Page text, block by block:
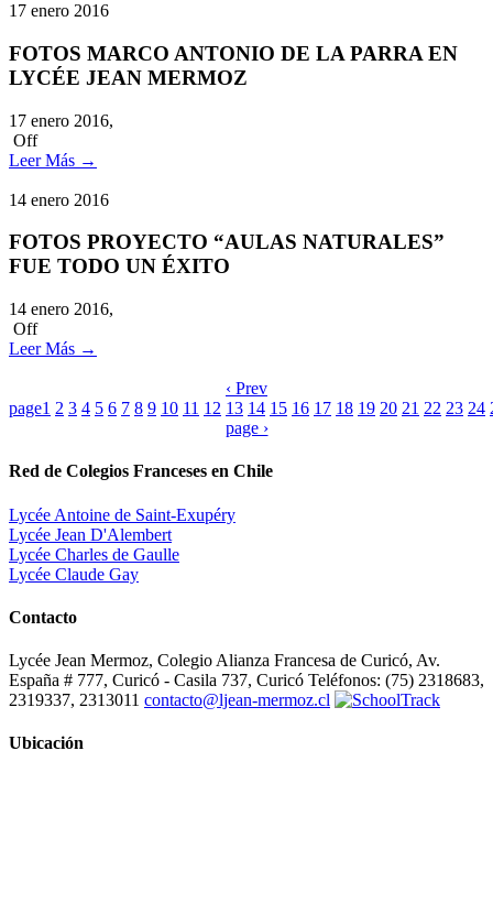
17 enero 2016
FOTOS MARCO ANTONIO DE LA PARRA EN
LYCÉE JEAN MERMOZ
17 enero 2016,
Off
Leer Más →
14 enero 2016
FOTOS PROYECTO “AULAS NATURALES”
FUE TODO UN ÉXITO
14 enero 2016,
Off
Leer Más →
‹ Prev
page1 2 3 4 5 6 7 8 9 10 11 12 13 14 15 16 17 18 19 20 21 22 23 24
page ›
Red de Colegios Franceses en Chile
Lycée Antoine de Saint-Exupéry
Lycée Jean D'Alembert
Lycée Charles de Gaulle
Lycée Claude Gay
Contacto
Lycée Jean Mermoz, Colegio Alianza Francesa de Curicó, Av.
España # 777, Curicó - Casila 737, Curicó Teléfonos: (75) 2318683,
2319337, 2313011 contacto@ljean-mermoz.cl
Ubicación